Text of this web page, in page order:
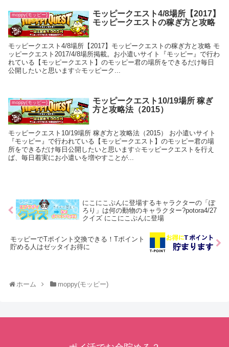
moppy(モッピー)
モッピークエスト4/8場所【2017】
モッピークエストの稼ぎ方と攻略
モッピークエスト4/8場所【2017】モッピークエストの稼ぎ方と攻略 モ
ッピークエスト2017/4/8場所掲載。お小遣いサイト『モッピー』で行わ
れている【モッピークエスト】のモッピー君の場所をできるだけ毎日
公開したいと思います☆モッピーク...
moppy(モッピー)
モッピークエスト10/19場所 稼ぎ
方と攻略法（2015）
モッピークエスト10/19場所 稼ぎ方と攻略法（2015） お小遣いサイト
『モッピー』で行われている【モッピークエスト】のモッピー君の場
所をできるだけ毎日公開したいと思います☆モッピークエストを行え
ば、毎日着実にお小遣いを増やすことが...
にこにこぷんに登場するキャラクターの「ぽ
ろり」は何の動物のキャラクター?potora4/27
クイズ にこにこぷんに登場
モッピーでTポイント交換できる！Tポイント
貯める人はゼッタイお得に
ホーム moppy(モッピー)